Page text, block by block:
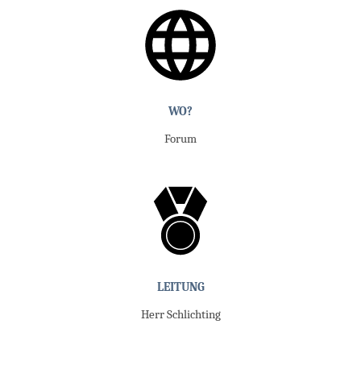
WO?
Forum
LEITUNG
Herr Schlichting